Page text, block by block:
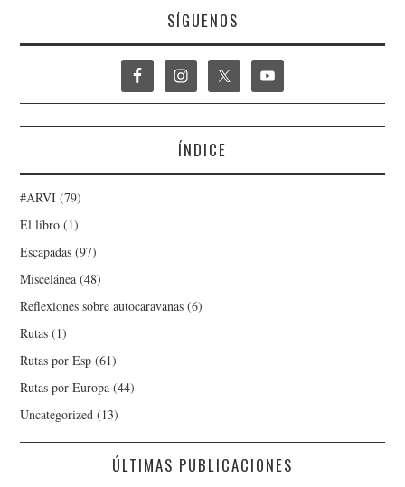
SÍGUENOS
ÍNDICE
#ARVI (79)
El libro (1)
Escapadas (97)
Miscelánea (48)
Reflexiones sobre autocaravanas (6)
Rutas (1)
Rutas por Esp (61)
Rutas por Europa (44)
Uncategorized (13)
ÚLTIMAS PUBLICACIONES